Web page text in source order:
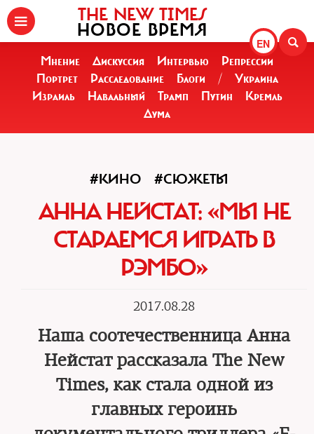
EN
THE NEW TIMES
НОВОЕ ВРЕМЯ
Мнение Дискуссия Интервью
Репрессии
Портрет
Расследование Блоги /
Украина
Израиль
Навальный Трамп Путин
Кремль
Дума
#КИНО #СЮЖЕТЫ
АННА НЕЙСТАТ: «МЫ НЕ
СТАРАЕМСЯ ИГРАТЬ В
РЭМБО»
2017.08.28
Наша соотечественница Анна
Нейстат рассказала The New
Times, как стала одной из
главных героинь